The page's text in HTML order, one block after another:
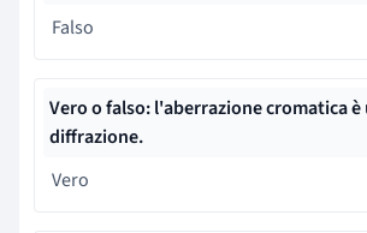
Falso
Vero o falso: l'aberrazione cromatica
diffrazione.
Vero